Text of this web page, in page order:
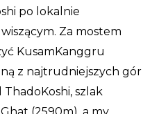
po lokalnie
Za mostem
KusamKanggru
z najtrudniejszych gór
szlak